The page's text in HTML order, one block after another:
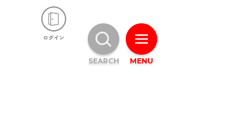
MENU
SEARCH